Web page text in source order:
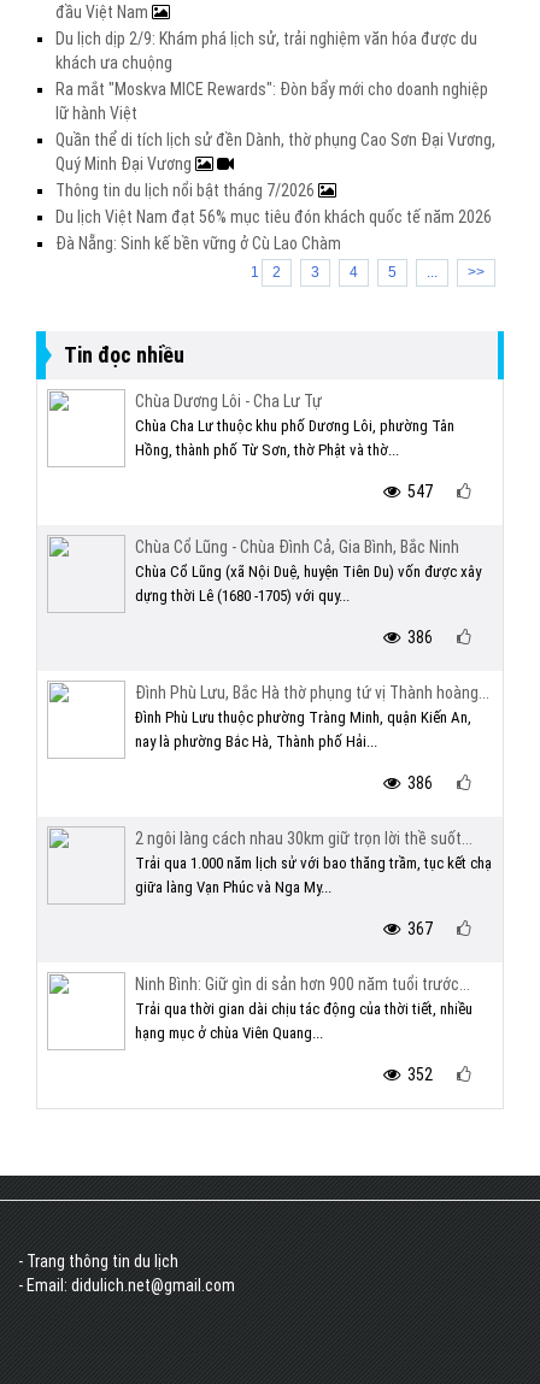
đầu Việt Nam
Du lịch dịp 2/9: Khám phá lịch sử, trải nghiệm văn hóa được du
khách ưa chuộng
Ra mắt "Moskva MICE Rewards": Đòn bẩy mới cho doanh nghiệp
lữ hành Việt
Quần thể di tích lịch sử đền Dành, thờ phụng Cao Sơn Đại Vương,
Quý Minh Đại Vương
Thông tin du lịch nổi bật tháng 7/2026
Du lịch Việt Nam đạt 56% mục tiêu đón khách quốc tế năm 2026
Đà Nẵng: Sinh kế bền vững ở Cù Lao Chàm
1 2 3 4 5 ... >>
Tin đọc nhiều
Chùa Dương Lôi - Cha Lư Tự
Chùa Cha Lư thuộc khu phố Dương Lôi, phường Tân
Hồng, thành phố Từ Sơn, thờ Phật và thờ...
547
Chùa Cổ Lũng - Chùa Đình Cả, Gia Bình, Bắc Ninh
Chùa Cổ Lũng (xã Nội Duệ, huyện Tiên Du) vốn được xây
dựng thời Lê (1680 -1705) với quy...
386
Đình Phù Lưu, Bắc Hà thờ phụng tứ vị Thành hoàng...
Đình Phù Lưu thuộc phường Tràng Minh, quận Kiến An,
nay là phường Bắc Hà, Thành phố Hải...
386
2 ngôi làng cách nhau 30km giữ trọn lời thề suốt...
Trải qua 1.000 năm lịch sử với bao thăng trầm, tục kết chạ
giữa làng Vạn Phúc và Nga My...
367
Ninh Bình: Giữ gìn di sản hơn 900 năm tuổi trước...
Trải qua thời gian dài chịu tác động của thời tiết, nhiều
hạng mục ở chùa Viên Quang...
352
- Trang thông tin du lịch
- Email: didulich.net@gmail.com